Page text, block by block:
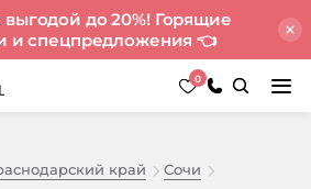
выгодой до 20%! Горящие
и спецпредложения 👈
0
край
Сочи